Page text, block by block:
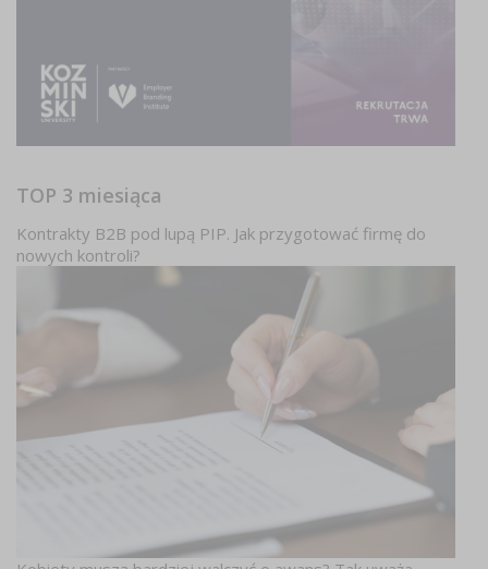
TOP 3 miesiąca
Kontrakty B2B pod lupą PIP. Jak przygotować firmę do
nowych kontroli?